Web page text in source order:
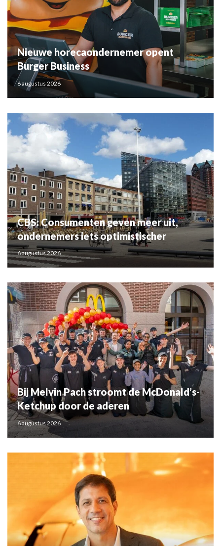
Nieuwe horecaondernemer opent
Burger Business
6 augustus 2026
CBS: Consumenten geven meer uit,
ondernemers iets optimistischer
6 augustus 2026
Bij Melvin Pach stroomt de McDonald’s-
Ketchup door de aderen
6 augustus 2026